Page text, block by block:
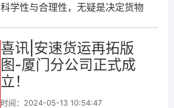
科学性与合理性，无疑是决定货物
司，作为亚马逊官方认证的 SPN 服
务商，
喜讯|安速货运再拓版
图-厦门分公司正式成
立！
时间：2024-05-13 10:54:47